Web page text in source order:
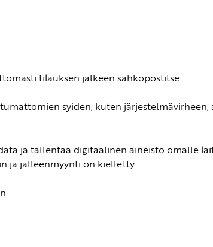
tilauksen jälkeen sähköpostitse.
syiden, kuten
ja tallentaa digitaalinen aineisto omalle
ja jälleenmyynti on kielletty.